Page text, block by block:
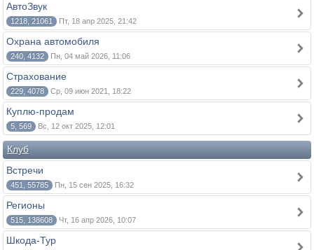
АвтоЗвук
1218, 21061 Пт, 18 апр 2025, 21:42
Охрана автомобиля
240, 4132 Пн, 04 май 2026, 11:06
Страхование
229, 4078 Ср, 09 июн 2021, 18:22
Куплю-продам
5, 569 Вс, 12 окт 2025, 12:01
Клуб
Встречи
451, 55785 Пн, 15 сен 2025, 16:32
Регионы
515, 138608 Чт, 16 апр 2026, 10:07
Шкода-Тур